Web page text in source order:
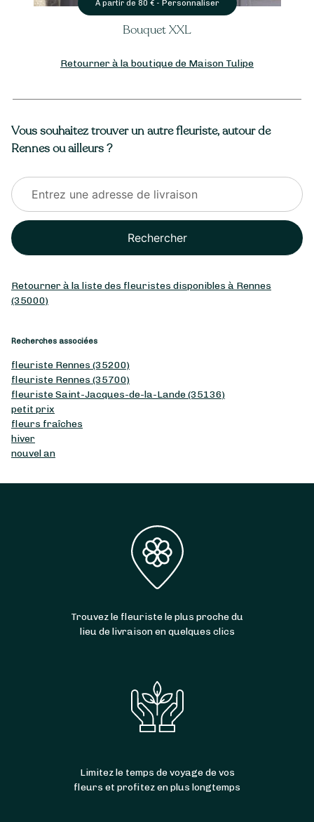
À partir de 80 € - Personnaliser
Bouquet XXL
Retourner à la boutique de Maison Tulipe
Vous souhaitez trouver un autre fleuriste, autour de
Rennes ou ailleurs ?
Rechercher
Retourner à la liste des fleuristes disponibles à Rennes
(35000)
Recherches associées
fleuriste Rennes (35200)
fleuriste Rennes (35700)
fleuriste Saint-Jacques-de-la-Lande (35136)
petit prix
fleurs fraîches
hiver
nouvel an
Trouvez le fleuriste le plus proche du
lieu de livraison en quelques clics
Limitez le temps de voyage de vos
fleurs et profitez en plus longtemps